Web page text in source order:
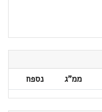
ממ"ג נספח